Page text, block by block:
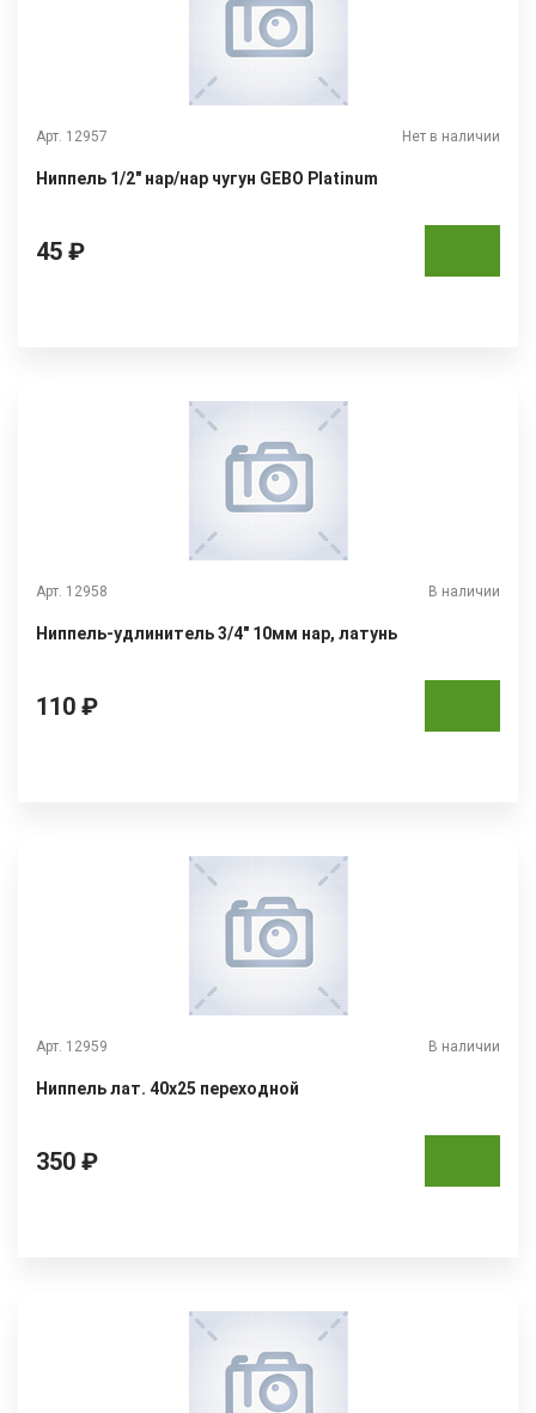
Арт. 12957 Нет в наличии
Ниппель 1/2" нар/нар чугун GEBO Platinum
45 ₽
Арт. 12958 В наличии
Ниппель-удлинитель 3/4" 10мм нар, латунь
110 ₽
Арт. 12959 В наличии
Ниппель лат. 40х25 переходной
350 ₽